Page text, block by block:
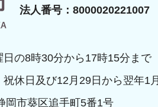
法人番号：8000020221007
の8時30分から17時15分まで
休日及び12月29日から翌年1
市葵区追手町5番1号